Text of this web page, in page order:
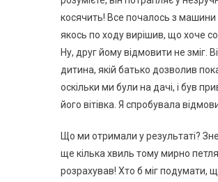
косячить! Все почалось з машини
якось по ходу вирішив, що хоче
Ну, друг йому відмовити не зміг.
дитина, якій батько дозволив
оскільки ми були на дачі, і був
його вітівка. Я спробувала
Що ми отримали у результаті?
ще кілька хвиль тому мирно
розрахував! Хто б міг подумати,